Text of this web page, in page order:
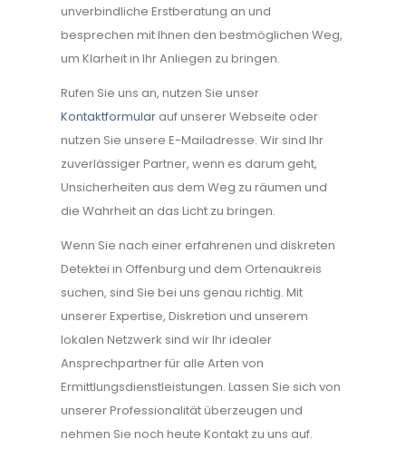
unverbindliche Erstberatung an und
besprechen mit Ihnen den bestmöglichen Weg,
um Klarheit in Ihr Anliegen zu bringen.
Rufen Sie uns an, nutzen Sie unser
Kontaktformular auf unserer Webseite oder
nutzen Sie unsere E-Mailadresse. Wir sind Ihr
zuverlässiger Partner, wenn es darum geht,
Unsicherheiten aus dem Weg zu räumen und
die Wahrheit an das Licht zu bringen.
Wenn Sie nach einer erfahrenen und diskreten
Detektei in Offenburg und dem Ortenaukreis
suchen, sind Sie bei uns genau richtig. Mit
unserer Expertise, Diskretion und unserem
lokalen Netzwerk sind wir Ihr idealer
Ansprechpartner für alle Arten von
Ermittlungsdienstleistungen. Lassen Sie sich von
unserer Professionalität überzeugen und
nehmen Sie noch heute Kontakt zu uns auf.